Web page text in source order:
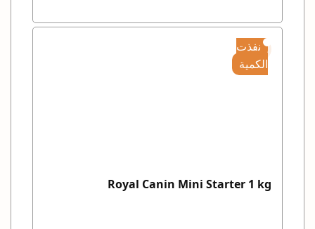
نفذت
الكمية
Royal Canin Mini Starter 1 kg